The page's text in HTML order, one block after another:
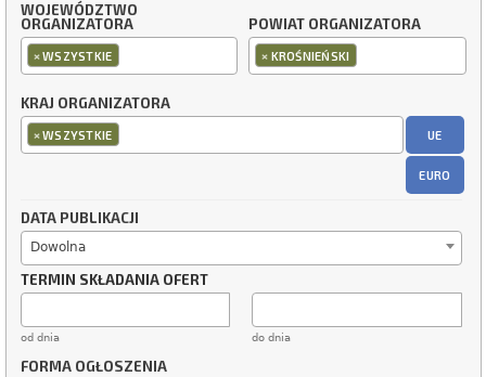
WOJEWÓDZTWO
ORGANIZATORA
×WSZYSTKIE
POWIAT ORGANIZATORA
× KROŚNIEŃSKI
KRAJ ORGANIZATORA
×WSZYSTKIE UE
EURO
DATA PUBLIKACJI
Dowolna
TERMIN SKŁADANIA OFERT
od dnia do dnia
FORMA OGŁOSZENIA